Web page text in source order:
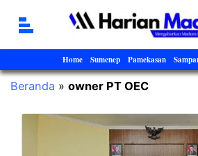
Home Sumenep Pamekasan
Beranda » owner PT OEC